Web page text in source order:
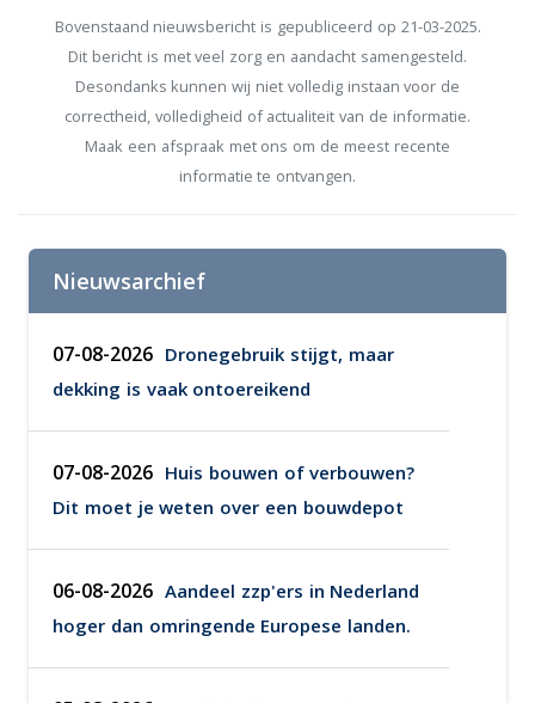
Bovenstaand nieuwsbericht is gepubliceerd op 21-03-2025.
Dit bericht is met veel zorg en aandacht samengesteld.
Desondanks kunnen wij niet volledig instaan voor de
correctheid, volledigheid of actualiteit van de informatie.
Maak een afspraak met ons om de meest recente
informatie te ontvangen.
Nieuwsarchief
07-08-2026 Dronegebruik stijgt, maar
dekking is vaak ontoereikend
07-08-2026 Huis bouwen of verbouwen?
Dit moet je weten over een bouwdepot
06-08-2026 Aandeel zzp'ers in Nederland
hoger dan omringende Europese landen.